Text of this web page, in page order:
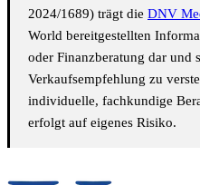
2024/1689) trägt die DNV
World bereitgestellten
oder Finanzberatung dar und
Verkaufsempfehlung zu
individuelle, fachkundige
erfolgt auf eigenes Risiko.